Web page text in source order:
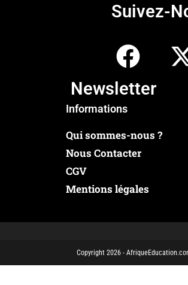
Suivez-
Newsletter
Informations
Qui sommes-nous ?
Nous Contacter
CGV
Mentions légales
Copyright 2026 -